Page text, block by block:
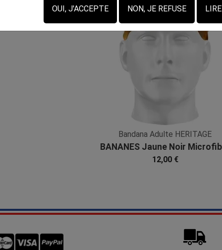
Bandana Adulte HERITAGE
BANANES Jaune Noir
12,00 €
OUI, J'ACCEPTE NON, JE REFUSE